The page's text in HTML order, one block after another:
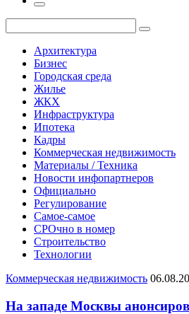
Архитектура
Бизнес
Городская среда
Жилье
ЖКХ
Инфраструктура
Ипотека
Кадры
Коммерческая недвижимость
Материалы / Техника
Новости инфопартнеров
Официально
Регулирование
Самое-самое
СРОчно в номер
Строительство
Технологии
Коммерческая недвижимость
На западе Москвы